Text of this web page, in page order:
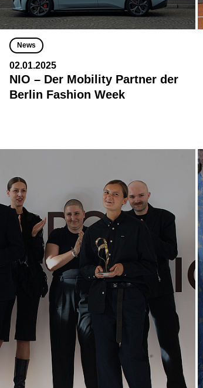
News
02.01.2025
NIO – Der Mobility Partner der
Berlin Fashion Week